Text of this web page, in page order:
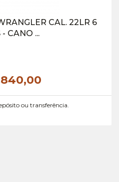
CAL. 22LR 6
CANO ...
00
ou transferência.